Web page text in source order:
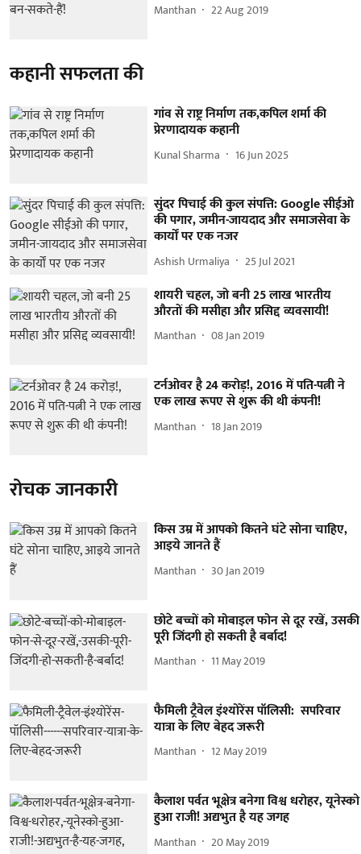
Manthan 22 Aug 2019
कहानी सफलता की
गांव से राष्ट्र निर्माण तक,कपिल शर्मा की
प्रेरणादायक कहानी
Kunal Sharma 16 Jun 2025
सुंदर पिचाई की कुल संपत्ति: Google सीईओ
की पगार, जमीन-जायदाद और समाजसेवा के
कार्यों पर एक नजर
Ashish Urmaliya 25 Jul 2021
शायरी चहल, जो बनी 25 लाख भारतीय
औरतों की मसीहा और प्रसिद्द व्यवसायी!
Manthan 08 Jan 2019
टर्नओवर है 24 करोड़!, 2016 में पति-पत्नी ने
एक लाख रूपए से शुरू की थी कंपनी!
Manthan 18 Jan 2019
रोचक जानकारी
किस उम्र में आपको कितने घंटे सोना चाहिए,
आइये जानते हैं
Manthan 30 Jan 2019
छोटे बच्चों को मोबाइल फोन से दूर रखें, उसकी
पूरी जिंदगी हो सकती है बर्बाद!
Manthan 11 May 2019
फैमिली ट्रैवेल इंश्योरेंस पॉलिसी: सपरिवार
यात्रा के लिए बेहद जरूरी
Manthan 12 May 2019
कैलाश पर्वत भूक्षेत्र बनेगा विश्व धरोहर, यूनेस्को
हुआ राजी! अद्यभुत है यह जगह
Manthan 20 May 2019